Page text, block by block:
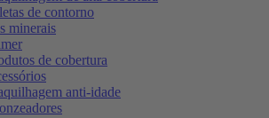
de contorno
minerais
de cobertura
anti-idade